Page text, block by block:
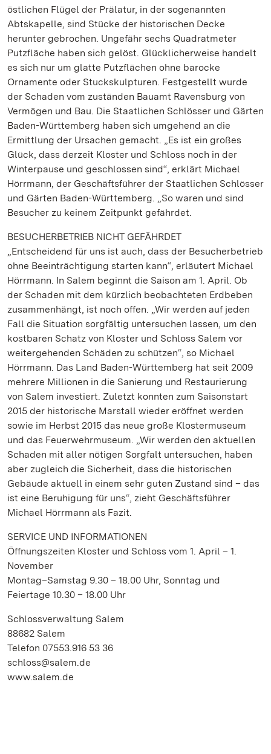
östlichen Flügel der Prälatur, in der sogenannten
Abtskapelle, sind Stücke der historischen Decke
herunter gebrochen. Ungefähr sechs Quadratmeter
Putzfläche haben sich gelöst. Glücklicherweise handelt
es sich nur um glatte Putzflächen ohne barocke
Ornamente oder Stuckskulpturen. Festgestellt wurde
der Schaden vom zuständen Bauamt Ravensburg von
Vermögen und Bau. Die Staatlichen Schlösser und Gärten
Baden-Württemberg haben sich umgehend an die
Ermittlung der Ursachen gemacht. „Es ist ein großes
Glück, dass derzeit Kloster und Schloss noch in der
Winterpause und geschlossen sind“, erklärt Michael
Hörrmann, der Geschäftsführer der Staatlichen Schlösser
und Gärten Baden-Württemberg. „So waren und sind
Besucher zu keinem Zeitpunkt gefährdet.
BESUCHERBETRIEB NICHT GEFÄHRDET
„Entscheidend für uns ist auch, dass der Besucherbetrieb
ohne Beeinträchtigung starten kann“, erläutert Michael
Hörrmann. In Salem beginnt die Saison am 1. April. Ob
der Schaden mit dem kürzlich beobachteten Erdbeben
zusammenhängt, ist noch offen. „Wir werden auf jeden
Fall die Situation sorgfältig untersuchen lassen, um den
kostbaren Schatz von Kloster und Schloss Salem vor
weitergehenden Schäden zu schützen“, so Michael
Hörrmann. Das Land Baden-Württemberg hat seit 2009
mehrere Millionen in die Sanierung und Restaurierung
von Salem investiert. Zuletzt konnten zum Saisonstart
2015 der historische Marstall wieder eröffnet werden
sowie im Herbst 2015 das neue große Klostermuseum
und das Feuerwehrmuseum. „Wir werden den aktuellen
Schaden mit aller nötigen Sorgfalt untersuchen, haben
aber zugleich die Sicherheit, dass die historischen
Gebäude aktuell in einem sehr guten Zustand sind – das
ist eine Beruhigung für uns“, zieht Geschäftsführer
Michael Hörrmann als Fazit.
SERVICE UND INFORMATIONEN
Öffnungszeiten Kloster und Schloss vom 1. April – 1.
November
Montag–Samstag 9.30 – 18.00 Uhr, Sonntag und
Feiertage 10.30 – 18.00 Uhr
Schlossverwaltung Salem
88682 Salem
Telefon 07553.916 53 36
schloss@salem.de
www.salem.de